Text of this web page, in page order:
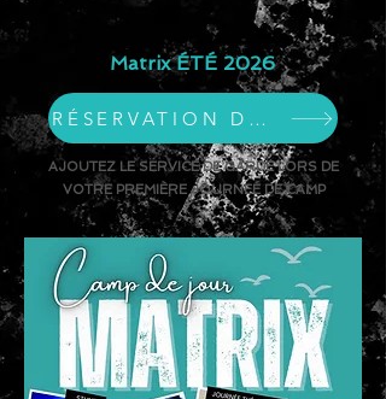
Matrix ÉTÉ 2026
RÉSERVATION DE CAMP DE JOUR
AJOUTEZ LE SERVICE DE GARDE LORS DE
VOTRE PREMIÈRE JOURNEÉ DE CAMP